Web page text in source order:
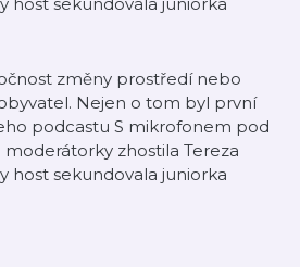
změny prostředí nebo
Nejen o tom byl první
podcastu S mikrofonem pod
zhostila Tereza
host sekundovala juniorka